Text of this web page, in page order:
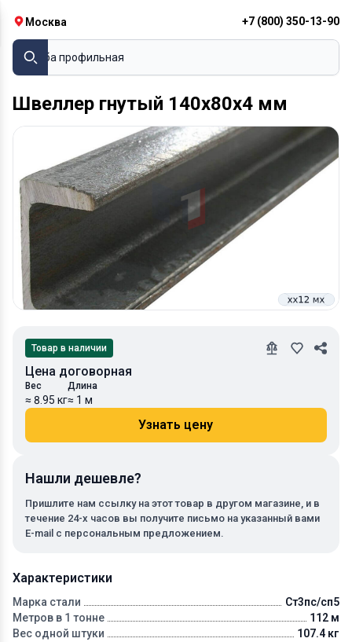
Москва +7 (800) 350-13-90
Труба профильная
Швеллер гнутый 140х80х4 мм
Характеристики
Марка стали
Ст3пс/сп5
Метров в 1 тонне
112 м
Вес одной штуки
107.4 кг
Товар в наличии
Цена договорная
Вес
≈ 8.95 кг
Длина
≈ 1 м
Узнать цену
Нашли дешевле?
Пришлите нам ссылку на этот товар в другом магазине, и в
течение 24-х часов вы получите письмо на указанный вами
E-mail с персональным предложением.